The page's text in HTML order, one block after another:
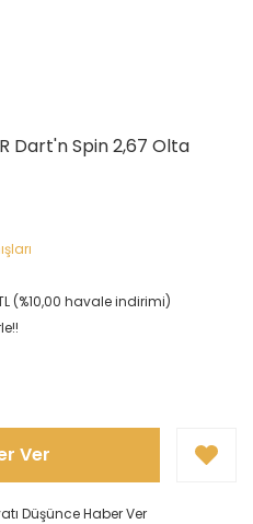
Dart'n Spin 2,67 Olta
(%10,00 havale indirimi)
Ver
Düşünce Haber Ver